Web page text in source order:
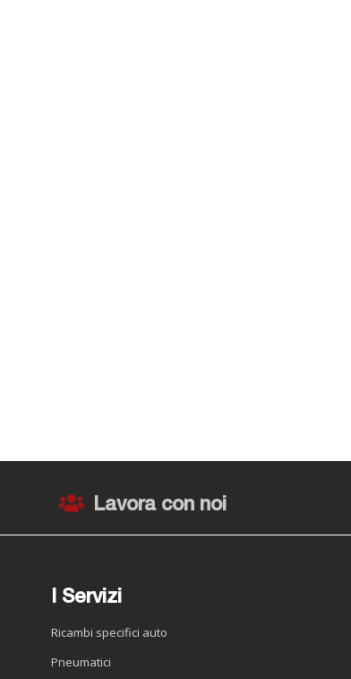
Lavora con noi
I Servizi
Ricambi specifici auto
Pneumatici